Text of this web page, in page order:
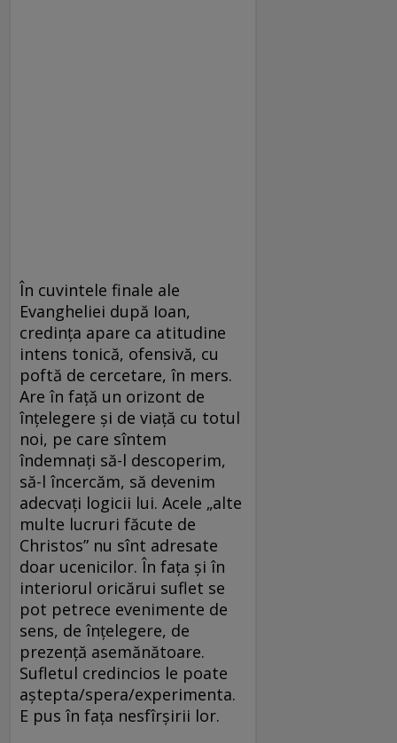
În cuvintele finale ale
Evangheliei după Ioan,
credinţa apare ca atitudine
intens tonică, ofensivă, cu
poftă de cercetare, în mers.
Are în faţă un orizont de
înţelegere şi de viaţă cu totul
noi, pe care sîntem
îndemnaţi să-l descoperim,
să-l încercăm, să devenim
adecvaţi logicii lui. Acele „alte
multe lucruri făcute de
Christos” nu sînt adresate
doar ucenicilor. În faţa şi în
interiorul oricărui suflet se
pot petrece evenimente de
sens, de înţelegere, de
prezenţă asemănătoare.
Sufletul credincios le poate
aştepta/spera/experimenta.
E pus în faţa nesfîrşirii lor.